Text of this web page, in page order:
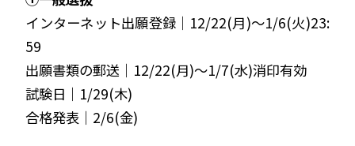
インターネット出願登録｜12/22(月)〜1/6(火)23:
59
出願書類の郵送｜12/22(月)〜1/7(水)消印有効
試験日｜1/29(木)
合格発表｜2/6(金)